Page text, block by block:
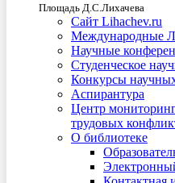
Площадь Д.С.Лихачева
Сайт Lihachev.ru
Международные
Научные
Студенческое
Конкурсы
Аспирантура
Центр
трудовых
О библиотеке